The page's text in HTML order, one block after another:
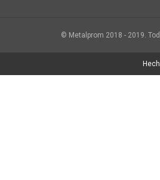
© Metalprom 2018 - 2019.